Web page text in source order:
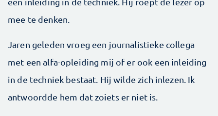
mee te denken.
Jaren geleden vroeg een journalistieke collega
met een alfa-opleiding mij of er ook een inleiding
in de techniek bestaat. Hij wilde zich inlezen. Ik
antwoordde hem dat zoiets er niet is.